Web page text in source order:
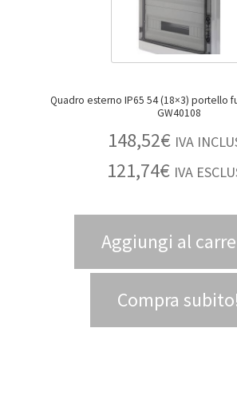
Quadro esterno IP65 54 (18×3) portello fumè
GW40108
148,52€ IVA
121,74€ IVA
Aggiungi al
Compra